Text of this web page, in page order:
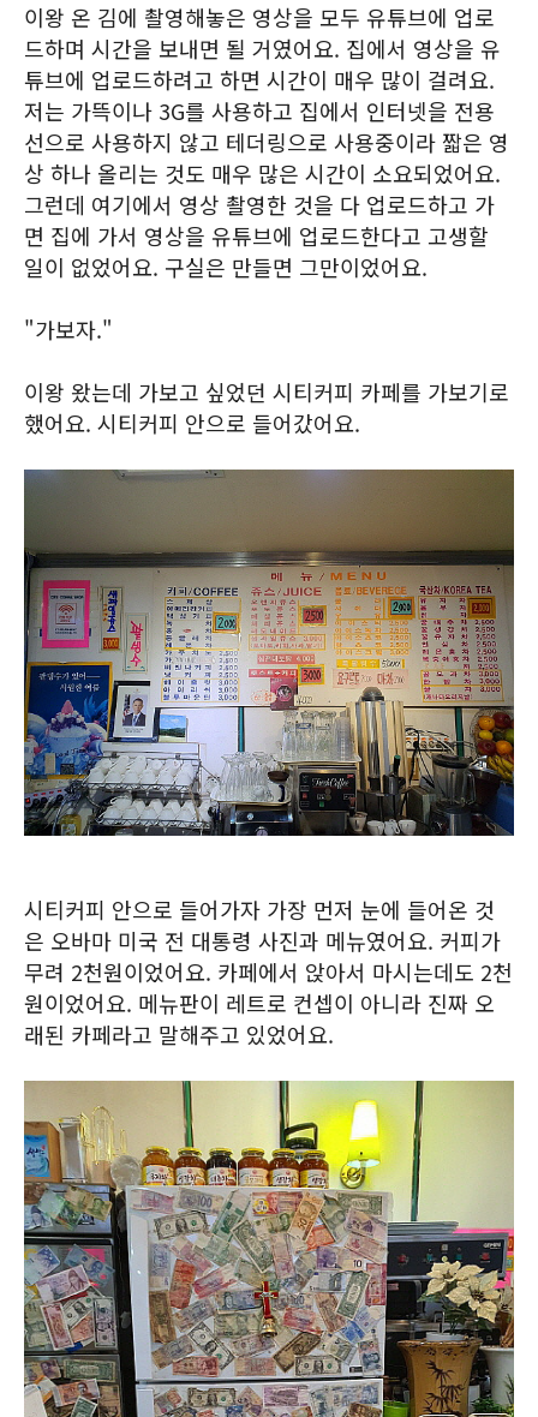
이왕 온 김에 촬영해놓은 영상을 모두 유튜브에 업로
드하며 시간을 보내면 될 거였어요. 집에서 영상을 유
튜브에 업로드하려고 하면 시간이 매우 많이 걸려요.
저는 가뜩이나 3G를 사용하고 집에서 인터넷을 전용
선으로 사용하지 않고 테더링으로 사용중이라 짧은 영
상 하나 올리는 것도 매우 많은 시간이 소요되었어요.
그런데 여기에서 영상 촬영한 것을 다 업로드하고 가
면 집에 가서 영상을 유튜브에 업로드한다고 고생할
일이 없었어요. 구실은 만들면 그만이었어요.
"가보자."
이왕 왔는데 가보고 싶었던 시티커피 카페를 가보기로
했어요. 시티커피 안으로 들어갔어요.
시티커피 안으로 들어가자 가장 먼저 눈에 들어온 것
은 오바마 미국 전 대통령 사진과 메뉴였어요. 커피가
무려 2천원이었어요. 카페에서 앉아서 마시는데도 2천
원이었어요. 메뉴판이 레트로 컨셉이 아니라 진짜 오
래된 카페라고 말해주고 있었어요.